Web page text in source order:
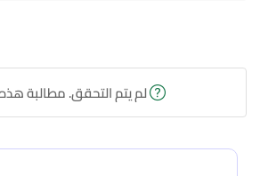
لم يتم التحقق. مطالبة